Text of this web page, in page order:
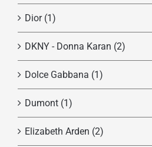
Dior (1)
DKNY - Donna Karan (2)
Dolce Gabbana (1)
Dumont (1)
Elizabeth Arden (2)